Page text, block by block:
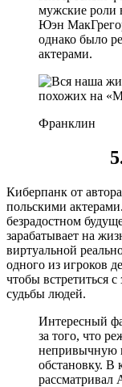
мужские роли
Юэн
однако было
актерами.
Франклин
Киберпанк от
польскими
безрадостном
зарабатывает на
виртуальной
одного из игроков
чтобы встретиться
судьбы людей.
Интересный
за того, что
непривычную
обстановку. В